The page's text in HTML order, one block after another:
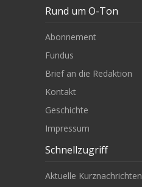
Rund um O-Ton
Abonnement
Fundus
Brief an die Redaktion
Kontakt
Geschichte
Impressum
Schnellzugriff
Aktuelle Kurznachrichten